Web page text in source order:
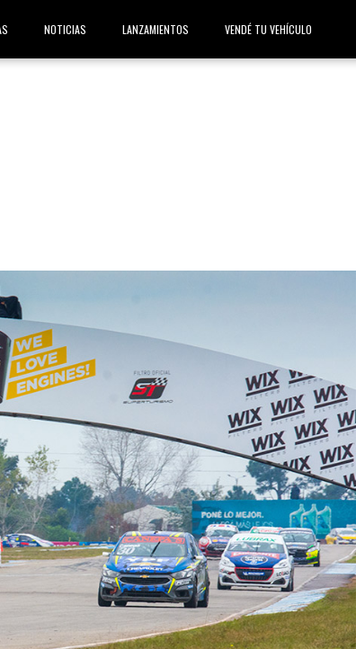
NOTICIAS LANZAMIENTOS VENDÉ TU VEHÍCULO